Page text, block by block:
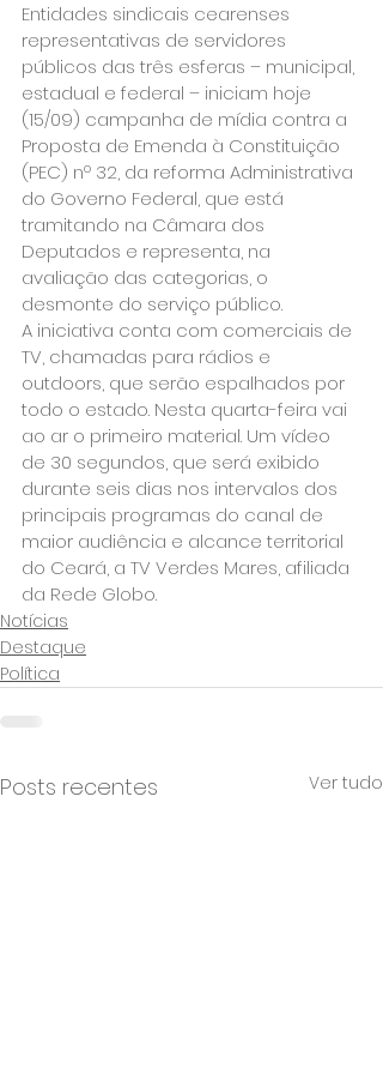
Entidades sindicais cearenses
representativas de servidores
públicos das três esferas – municipal,
estadual e federal – iniciam hoje
(15/09) campanha de mídia contra a
Proposta de Emenda à Constituição
(PEC) nº 32, da reforma Administrativa
do Governo Federal, que está
tramitando na Câmara dos
Deputados e representa, na
avaliação das categorias, o
desmonte do serviço público.
A iniciativa conta com comerciais de
TV, chamadas para rádios e
outdoors, que serão espalhados por
todo o estado. Nesta quarta-feira vai
ao ar o primeiro material. Um vídeo
de 30 segundos, que será exibido
durante seis dias nos intervalos dos
principais programas do canal de
maior audiência e alcance territorial
do Ceará, a TV Verdes Mares, afiliada
da Rede Globo.
Notícias
Destaque
Política
Posts recentes Ver tudo